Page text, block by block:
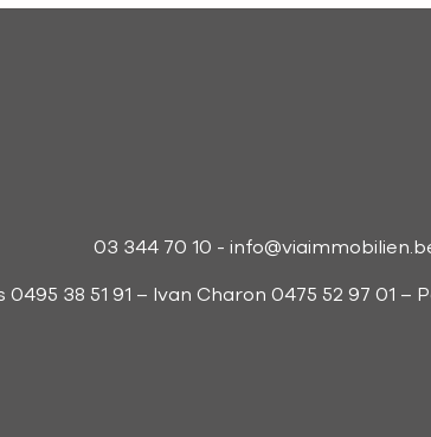
03 344 70 10 -
38 51 91 – Ivan Charon 0475 52 97 01 –